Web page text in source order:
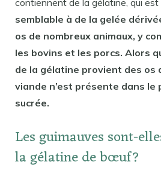
contiennent de la gélatine, qui est
semblable à de la gelée
os de nombreux animaux, y
les bovins et les porcs. Alors
de la gélatine provient des os
viande n’est présente dans le
sucrée.
Les guimauves sont-
la gélatine de bœuf?